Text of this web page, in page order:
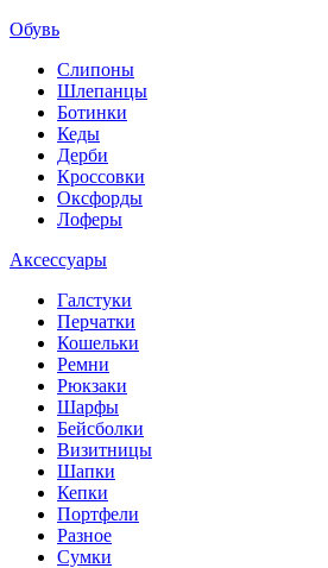
Обувь
Слипоны
Шлепанцы
Ботинки
Кеды
Дерби
Кроссовки
Оксфорды
Лоферы
Аксессуары
Галстуки
Перчатки
Кошельки
Ремни
Рюкзаки
Шарфы
Бейсболки
Визитницы
Шапки
Кепки
Портфели
Разное
Сумки